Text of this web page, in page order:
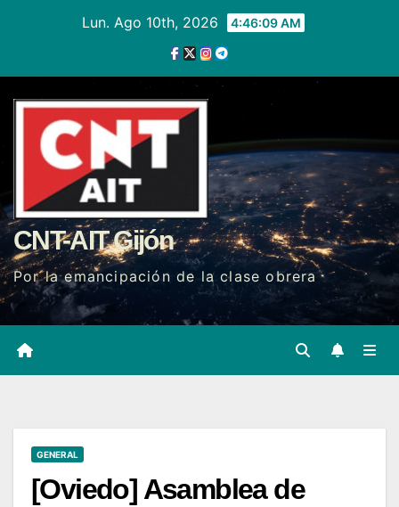
Lun. Ago 10th, 2026 4:46:10 AM
CNT-AIT Gijón
Por la emancipación de la clase obrera
GENERAL
[Oviedo] Asamblea de